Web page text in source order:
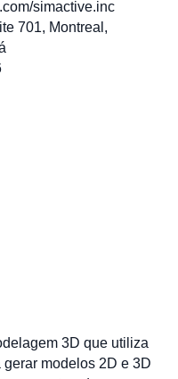
simactive.inc
701, Montreal,
3D que utiliza
modelos 2D e 3D